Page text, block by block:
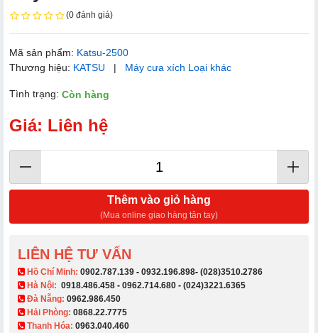
(0 đánh giá)
Mã sản phẩm: Katsu-2500
Thương hiệu: KATSU | Máy cưa xích Loại khác
Tình trạng: Còn hàng
Giá: Liên hệ
Thêm vào giỏ hàng
(Mua online giao hàng tận tay)
LIÊN HỆ TƯ VẤN
​ Hồ Chí Minh: 0902.787.139 - 0932.196.898- (028)3510.2786
Hà Nội: 0918.486.458 - 0962.714.680 - (024)3221.6365
Đà Nẵng: 0962.986.450
Hải Phòng: 0868.22.7775
Thanh Hóa: 0963.040.460